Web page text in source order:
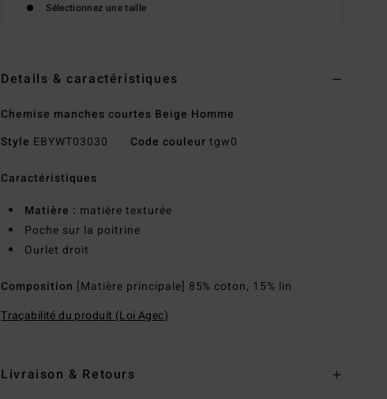
Sélectionnez une taille
Details & caractéristiques
Chemise manches courtes Beige Homme
Style EBYWT03030 Code couleur tgw0
Caractéristiques
Matière : matière texturée
Poche sur la poitrine
Ourlet droit
Composition [Matière principale] 85% coton, 15% lin
Traçabilité du produit (Loi Agec)
Livraison & Retours